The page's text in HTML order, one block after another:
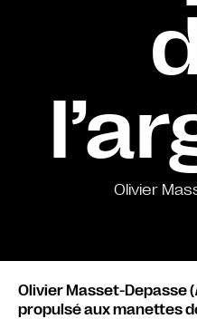
Olivier
Olivier Masset-Depasse (
propulsé aux manettes